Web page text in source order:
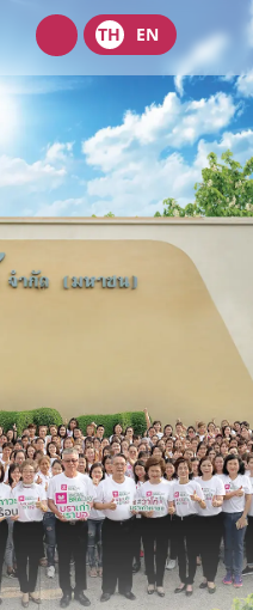
Wacoal
shop
TH EN
และการพัฒนาเพื่อความยั่งยืน
เรียน
ะบริษัทร่วม
ละผู้บริหารระดับสูง
ธุรกิจ